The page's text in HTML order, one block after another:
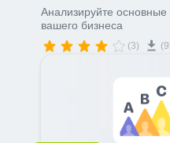
Анализируйте основные
вашего бизнеса
(3)